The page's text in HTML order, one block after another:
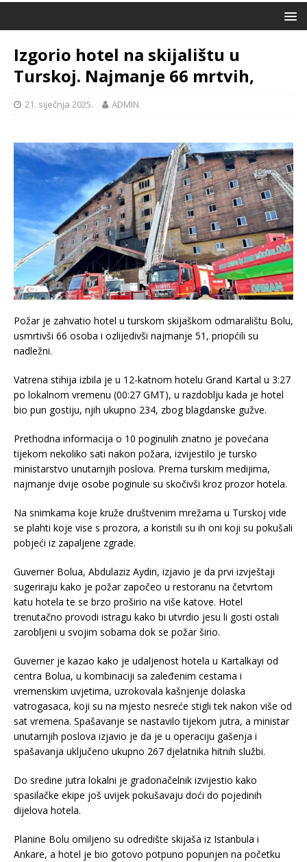
Izgorio hotel na skijalištu u
Turskoj. Najmanje 66 mrtvih,
21. siječnja 2025. ADMIN
Požar je zahvatio hotel u turskom skijaškom odmaralištu Bolu,
usmrtivši 66 osoba i ozlijedivši najmanje 51, priopćili su
nadležni.
Vatrena stihija izbila je u 12-katnom hotelu Grand Kartal u 3:27
po lokalnom vremenu (00:27 GMT), u razdoblju kada je hotel
bio pun gostiju, njih ukupno 234, zbog blagdanske gužve.
Prethodna informacija o 10 poginulih znatno je povećana
tijekom nekoliko sati nakon požara, izvijestilo je tursko
ministarstvo unutarnjih poslova. Prema turskim medijima,
najmanje dvije osobe poginule su skočivši kroz prozor hotela.
Na snimkama koje kruže društvenim mrežama u Turskoj vide
se plahti koje vise s prozora, a koristili su ih oni koji su pokušali
pobjeći iz zapaljene zgrade.
Guverner Bolua, Abdulaziz Aydin, izjavio je da prvi izvještaji
sugeriraju kako je požar započeo u restoranu na četvrtom
katu hotela te se brzo proširio na više katove. Hotel
trenutačno provodi istragu kako bi utvrdio jesu li gosti ostali
zarobljeni u svojim sobama dok se požar širio.
Guverner je kazao kako je udaljenost hotela u Kartalkayi od
centra Bolua, u kombinaciji sa zaleđenim cestama i
vremenskim uvjetima, uzrokovala kašnjenje dolaska
vatrogasaca, koji su na mjesto nesreće stigli tek nakon više od
sat vremena. Spašavanje se nastavilo tijekom jutra, a ministar
unutarnjih poslova izjavio je da je u operaciju gašenja i
spašavanja uključeno ukupno 267 djelatnika hitnih službi.
Do sredine jutra lokalni je gradonačelnik izvijestio kako
spasilačke ekipe još uvijek pokušavaju doći do pojedinih
dijelova hotela.
Planine Bolu omiljeno su odredište skijaša iz Istanbula i
Ankare, a hotel je bio gotovo potpuno popunjen na početku